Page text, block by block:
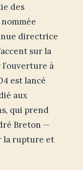
des
directrice
sur la
à
est lancé
aux
qui prend
Breton —
la rupture et